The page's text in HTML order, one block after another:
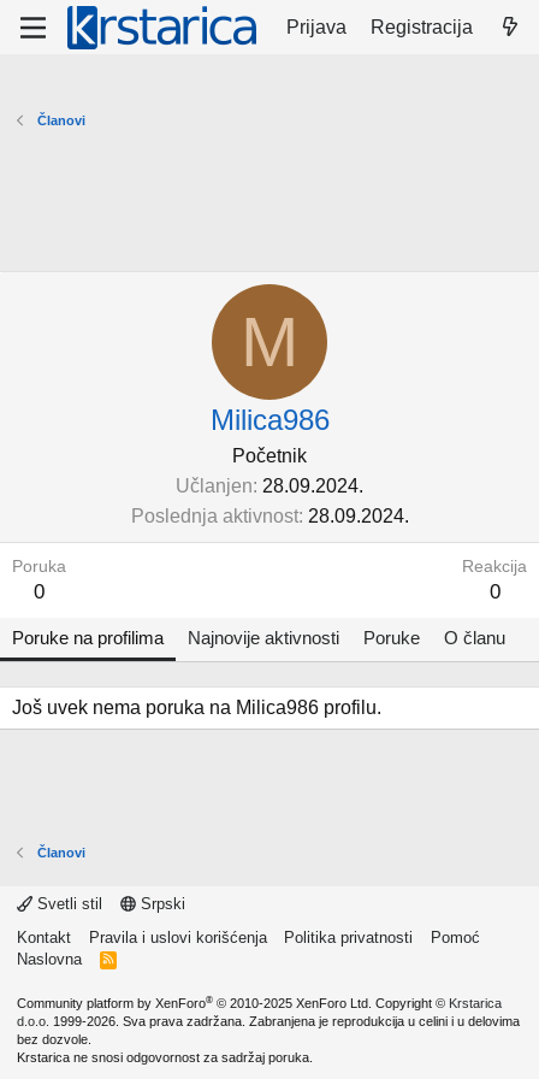
Prijava Registracija
Članovi
M
Milica986
Početnik
Učlanjen 28.09.2024.
Poslednja aktivnost 28.09.2024.
Poruka
0
Reakcija
0
Poruke na profilima Najnovije aktivnosti Poruke O članu
Još uvek nema poruka na Milica986 profilu.
Članovi
Svetli stil
Srpski
Kontakt
Pravila i uslovi korišćenja Politika privatnosti
Pomoć
Naslovna
R
Community platform by XenForo® © 2010-2025 XenForo Ltd. Copyright © Krstarica
d.o.o. 1999-2026. Sva prava zadržana. Zabranjena je reprodukcija u celini i u delovima
bez dozvole.
Krstarica ne snosi odgovornost za sadržaj poruka.